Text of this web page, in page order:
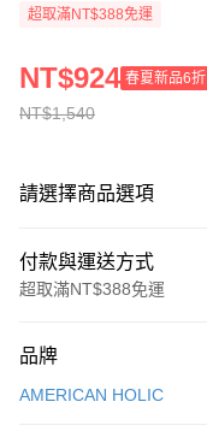
超取滿NT$388免運
NT$1,540
NT$924 春夏新品6折
請選擇商品選項
付款與運送方式
超取滿NT$388免運
信用卡一次付款
品牌
AMERICAN HOLIC